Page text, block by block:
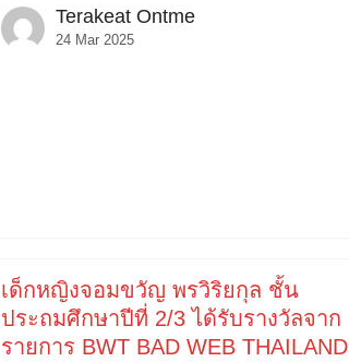
Terakeat Ontme
24 Mar 2025
เด็กหญิงจอมขวัญ พรวิริยกุล ชั้น
ประถมศึกษาปีที่ 2/3 ได้รับรางวัลจาก
รายการ BWT BAD WEB THAILAND